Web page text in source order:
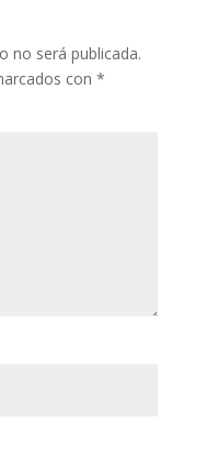
no será publicada.
con *